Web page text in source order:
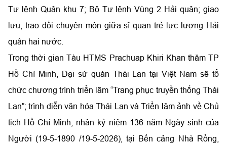
Tư lệnh Quân khu 7; Bộ Tư lệnh Vùng 2 Hải quân; giao
lưu, trao đổi chuyên môn giữa sĩ quan trẻ lực lượng Hải
quân hai nước.
Trong thời gian Tàu HTMS Prachuap Khiri Khan thăm TP
Hồ Chí Minh, Đại sứ quán Thái Lan tại Việt Nam sẽ tổ
chức chương trình triển lãm “Trang phục truyền thống Thái
Lan”; trình diễn văn hóa Thái Lan và Triển lãm ảnh về Chủ
tịch Hồ Chí Minh, nhân kỷ niệm 136 năm Ngày sinh của
Người (19-5-1890 /19-5-2026), tại Bến cảng Nhà Rồng,